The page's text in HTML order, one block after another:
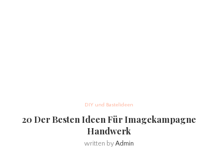
DIY und Bastelideen
20 Der Besten Ideen Für Imagekampagne
Handwerk
written byAdmin